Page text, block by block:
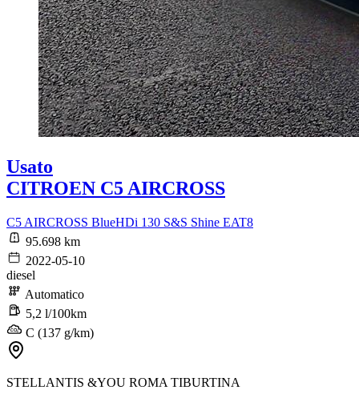
Usato
CITROEN C5 AIRCROSS
C5 AIRCROSS BlueHDi 130 S&S Shine EAT8
95.698 km
2022-05-10
diesel
Automatico
5,2 l/100km
C (137 g/km)
STELLANTIS &YOU ROMA TIBURTINA